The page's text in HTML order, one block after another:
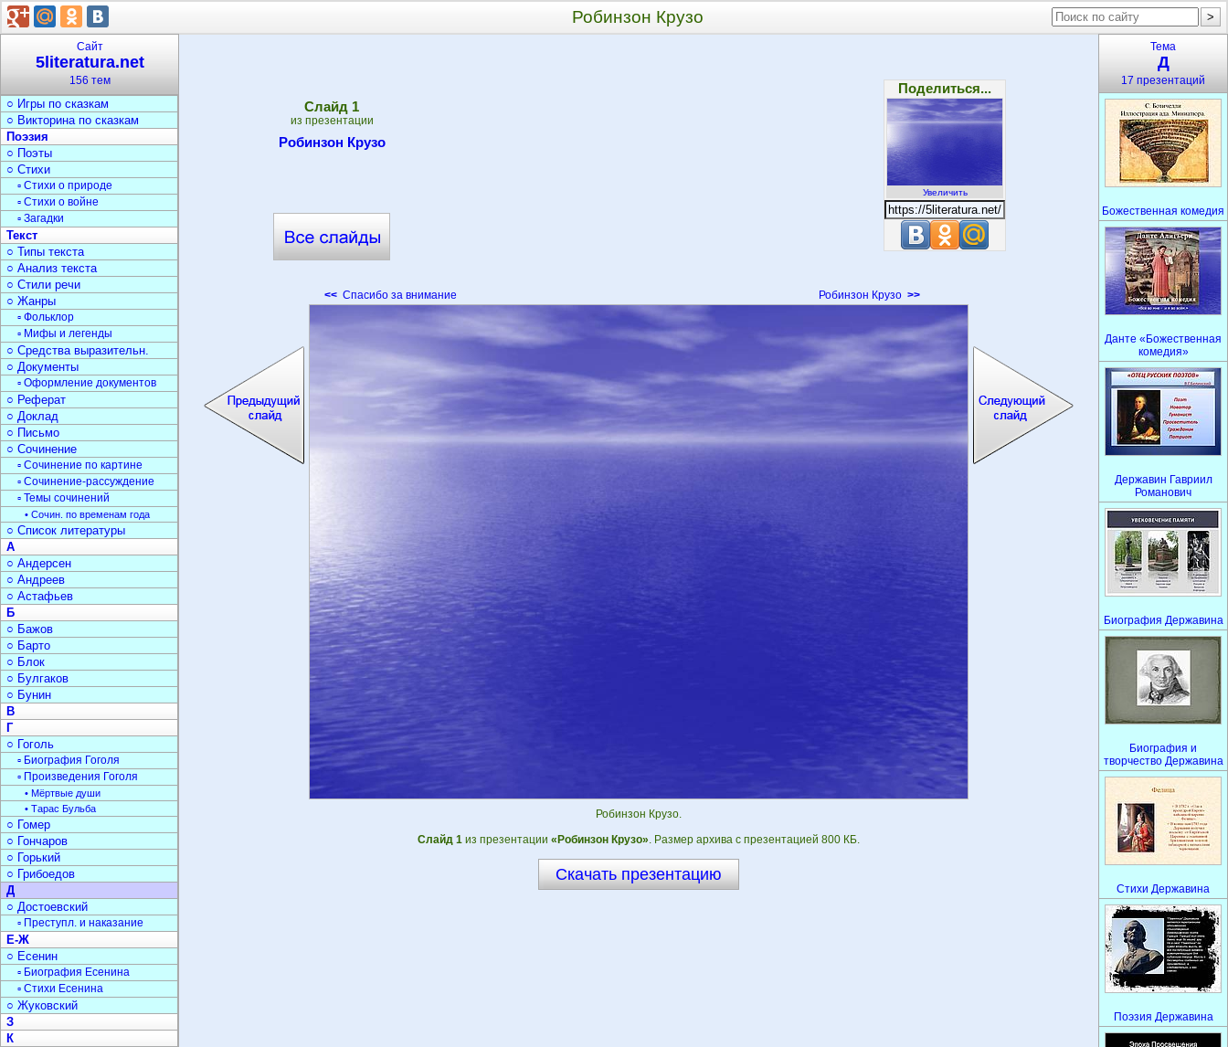
Робинзон Крузо
Cлайд 1
из презентации
Робинзон Крузо
Поделиться...
Увеличить
<< Спасибо за внимание Робинзон Крузо >>
Робинзон Крузо.
Слайд 1 из презентации «Робинзон Крузо». Размер архива с презентацией 800 КБ.
Скачать презентацию
Сайт
5literatura.net
156 тем
○ Библиотеки
○ Журналистика
Сказки
○ Герои сказок
○ Сказки народов
▫ Русские народн.сказки
○ Игры по сказкам
○ Викторина по сказкам
Поэзия
○ Поэты
○ Стихи
▫ Стихи о природе
▫ Стихи о войне
▫ Загадки
Текст
○ Типы текста
○ Анализ текста
○ Стили речи
○ Жанры
▫ Фольклор
▫ Мифы и легенды
○ Средства выразительн.
○ Документы
▫ Оформление документов
○ Реферат
○ Доклад
○ Письмо
○ Сочинение
▫ Сочинение по картине
▫ Сочинение-рассуждение
▫ Темы сочинений
• Сочин. по временам года
○ Список литературы
А
○ Андерсен
○ Андреев
○ Астафьев
Б
○ Бажов
○ Барто
○ Блок
○ Булгаков
○ Бунин
В
Г
○ Гоголь
▫ Биография Гоголя
▫ Произведения Гоголя
• Мёртвые души
• Тарас Бульба
○ Гомер
○ Гончаров
○ Горький
○ Грибоедов
Д
○ Достоевский
▫ Преступл. и наказание
Е-Ж
○ Есенин
▫ Биография Есенина
▫ Стихи Есенина
○ Жуковский
З
К
Тема
Д
17 презентаций
Божественная комедия
Данте «Божественная
комедия»
Державин Гавриил
Романович
Биография Державина
Биография и
творчество Державина
Стихи Державина
Поэзия Державина